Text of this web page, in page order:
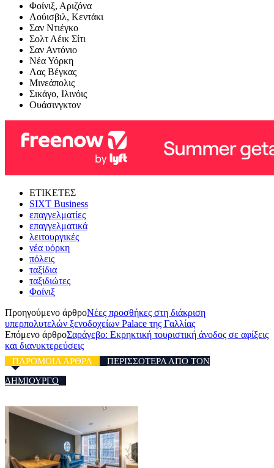
Φοίνιξ, Αριζόνα
Λούισβιλ, Κεντάκι
Σαν Ντιέγκο
Σολτ Λέικ Σίτι
Σαν Αντόνιο
Νέα Υόρκη
Λας Βέγκας
Μινεάπολις
Σικάγο, Ιλινόις
Ουάσινγκτον
ΕΤΙΚΕΤΕΣ
SIXT Business
επαγγελματίες
επαγγελματικά
λειτουργικές
νέα υόρκη
πόλεις
ταξίδια
ταξιδιώτες
Φοίνιξ
Προηγούμενο άρθροΝέες προσθήκες στη διάκριση
υπερπολυτελών ξενοδοχείων Palace της Γαλλίας
Επόμενο άρθροΣαράγεβο: Εκρηκτική τουριστική άνοδος σε αφίξεις
και διανυκτερεύσεις
ΠΑΡΟΜΟΙΑ ΑΡΘΡΑ
ΠΕΡΙΣΣΟΤΕΡΑ ΑΠΟ ΤΟΝ
ΔΗΜΙΟΥΡΓΟ